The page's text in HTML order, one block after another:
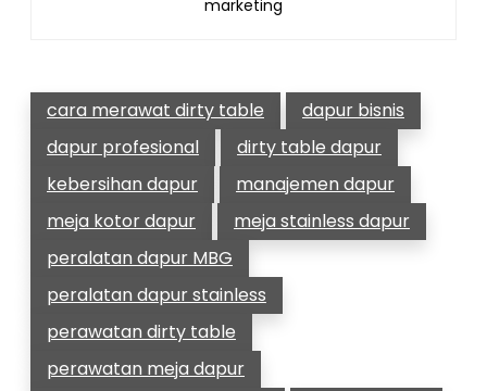
marketing
cara merawat dirty table
dapur bisnis
dapur profesional
dirty table dapur
kebersihan dapur
manajemen dapur
meja kotor dapur
meja stainless dapur
peralatan dapur MBG
peralatan dapur stainless
perawatan dirty table
perawatan meja dapur